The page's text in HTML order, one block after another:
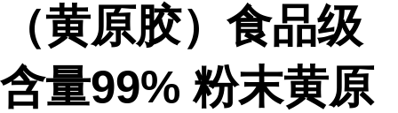
（黄原胶）食品级
含量99% 粉末黄原